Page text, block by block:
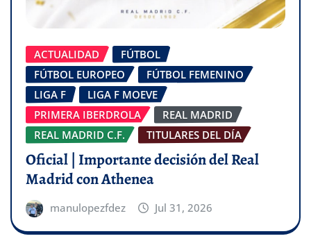
ACTUALIDAD
FÚTBOL
FÚTBOL EUROPEO
FÚTBOL FEMENINO
LIGA F
LIGA F MOEVE
PRIMERA IBERDROLA
REAL MADRID
REAL MADRID C.F.
TITULARES DEL DÍA
Oficial | Importante decisión del Real
Madrid con Athenea
manulopezfdez Jul 31, 2026